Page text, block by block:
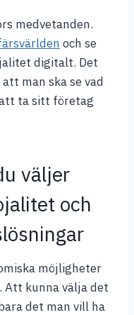
medvetanden.
och se
digitalt. Det
man ska se vad
ta sitt företag
väljer
och
möjligheter
Att kunna välja det
det man vill ha